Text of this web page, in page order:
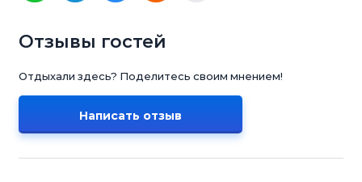
Отзывы гостей
Отдыхали здесь? Поделитесь своим мнением!
Написать отзыв